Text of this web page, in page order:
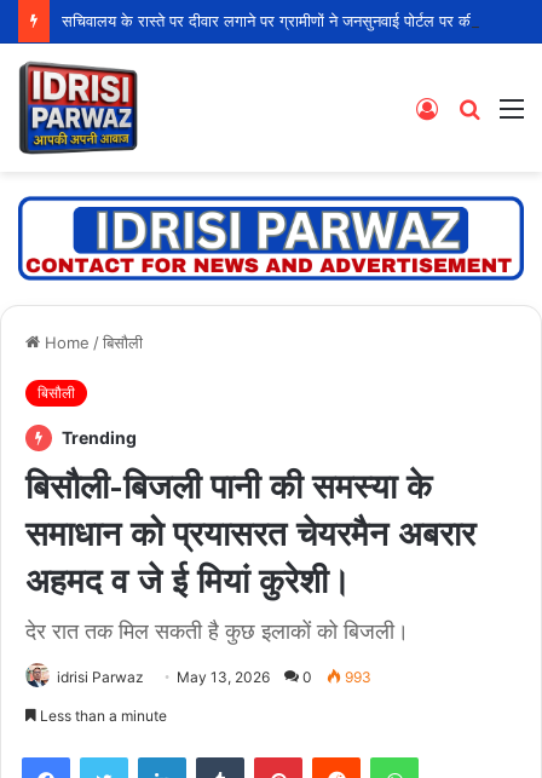
Search
Log
Home /बिसौली
बिसौली
Trending
बिसौली-बिजली पानी की समस्या के
समाधान को प्रयासरत चेयरमैन अबरार
अहमद व जे ई मियां कुरेशी।
देर रात तक मिल सकती है कुछ इलाकों को बिजली।
idrisi Parwaz May 13, 2026 0 993
Less than a minute
FacebookTwitter LinkedInTumblr PinterestReddit WhatsApp